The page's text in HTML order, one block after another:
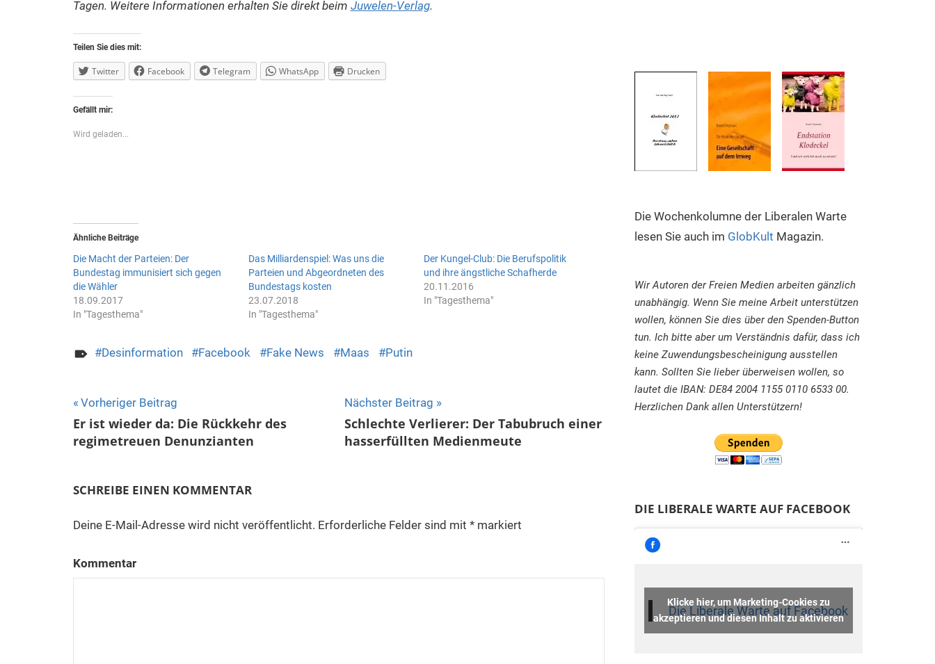
Tagen. Weitere Informationen erhalten Sie direkt beim Juwelen-Verlag.
Teilen Sie dies mit:
Twitter Facebook Telegram WhatsApp Drucken
Gefällt mir:
Wird geladen...
Ähnliche Beiträge
Die Macht der Parteien: Der
Bundestag immunisiert sich gegen
die Wähler
18.09.2017
In "Tagesthema"
Das Milliardenspiel: Was uns die
Parteien und Abgeordneten des
Bundestags kosten
23.07.2018
In "Tagesthema"
Der Kungel-Club: Die Berufspolitik
und ihre ängstliche Schafherde
20.11.2016
In "Tagesthema"
Desinformation Facebook Fake News Maas Putin
Beitragsnavigation
Vorheriger Beitrag
Er ist wieder da: Die Rückkehr des
regimetreuen Denunzianten
Nächster Beitrag
Schlechte Verlierer: Der Tabubruch einer
hasserfüllten Medienmeute
SCHREIBE EINEN KOMMENTAR
Deine E-Mail-Adresse wird nicht veröffentlicht. Erforderliche Felder sind mit *markiert
Kommentar
Die Wochenkolumne der Liberalen Warte
lesen Sie auch im GlobKult Magazin.
Wir Autoren der Freien Medien arbeiten gänzlich
unabhängig. Wenn Sie meine Arbeit unterstützen
wollen, können Sie dies über den Spenden-Button
tun. Ich bitte aber um Verständnis dafür, dass ich
keine Zuwendungsbescheinigung ausstellen
kann. Sollten Sie lieber überweisen wollen, so
lautet die IBAN: DE84 2004 1155 0110 6533 00.
Herzlichen Dank allen Unterstützern!
DIE LIBERALE WARTE AUF FACEBOOK
Die Liberale Warte auf Facebook
Klicke hier, um Marketing-Cookies zu
akzeptieren und diesen Inhalt zu aktivieren